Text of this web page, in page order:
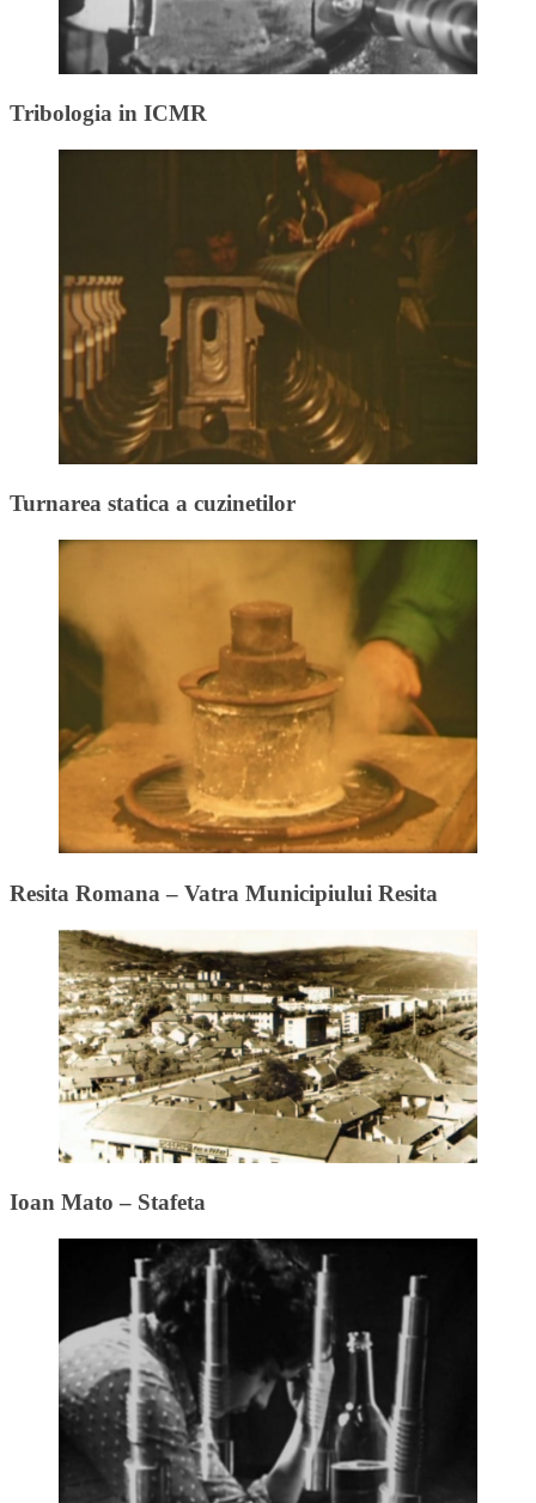
Tribologia in ICMR
Turnarea statica a cuzinetilor
Resita Romana – Vatra Municipiului Resita
Ioan Mato – Stafeta